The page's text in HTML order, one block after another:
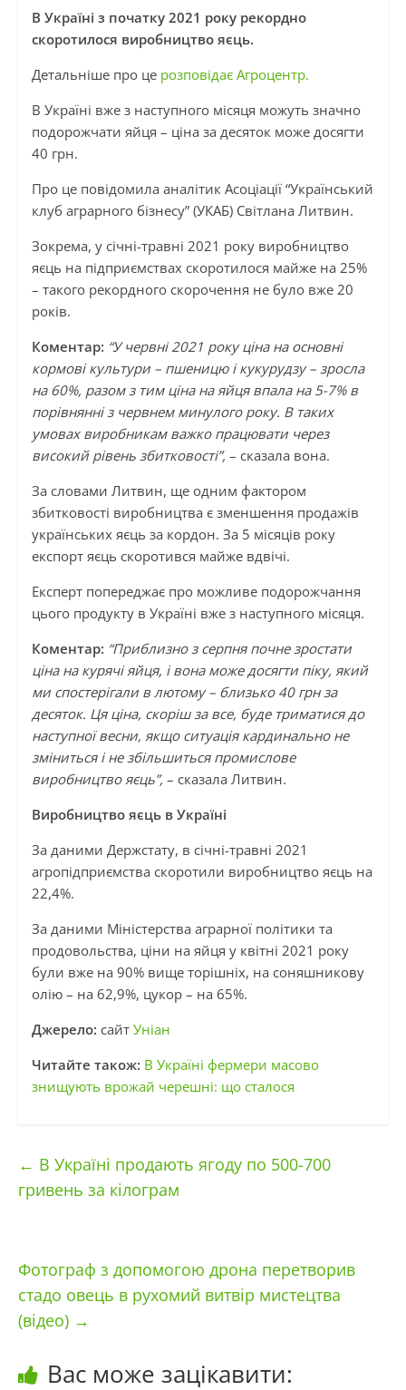
В Україні з початку 2021 року рекордно
скоротилося виробництво яєць.
Детальніше про це розповідає Агроцентр.
В Україні вже з наступного місяця можуть значно
подорожчати яйця – ціна за десяток може досягти
40 грн.
Про це повідомила аналітик Асоціації “Український
клуб аграрного бізнесу” (УКАБ) Світлана Литвин.
Зокрема, у січні-травні 2021 року виробництво
яєць на підприємствах скоротилося майже на 25%
– такого рекордного скорочення не було вже 20
років.
Коментар: “У червні 2021 року ціна на основні
кормові культури – пшеницю і кукурудзу – зросла
на 60%, разом з тим ціна на яйця впала на 5-7% в
порівнянні з червнем минулого року. В таких
умовах виробникам важко працювати через
високий рівень збитковості”, – сказала вона.
За словами Литвин, ще одним фактором
збитковості виробництва є зменшення продажів
українських яєць за кордон. За 5 місяців року
експорт яєць скоротився майже вдвічі.
Експерт попереджає про можливе подорожчання
цього продукту в Україні вже з наступного місяця.
Коментар: “Приблизно з серпня почне зростати
ціна на курячі яйця, і вона може досягти піку, який
ми спостерігали в лютому – близько 40 грн за
десяток. Ця ціна, скоріш за все, буде триматися до
наступної весни, якщо ситуація кардинально не
зміниться і не збільшиться промислове
виробництво яєць”, – сказала Литвин.
Виробництво яєць в Україні
За даними Держстату, в січні-травні 2021
агропідприємства скоротили виробництво яєць на
22,4%.
За даними Міністерства аграрної політики та
продовольства, ціни на яйця у квітні 2021 року
були вже на 90% вище торішніх, на соняшникову
олію – на 62,9%, цукор – на 65%.
Джерело: сайт Уніан
Читайте також: В Україні фермери масово
знищують врожай черешні: що сталося
← В Україні продають ягоду по 500-700
гривень за кілограм
Фотограф з допомогою дрона перетворив
стадо овець в рухомий витвір мистецтва
(відео) →
Вас може зацікавити: